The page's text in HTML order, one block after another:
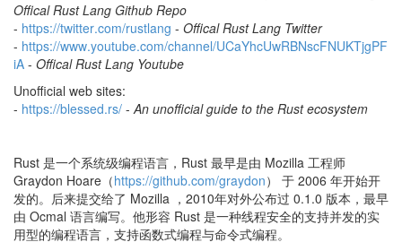
Offical Rust Lang Github Repo
- https://twitter.com/rustlang - Offical Rust Lang Twitter
- https://www.youtube.com/channel/UCaYhcUwRBNscFNUKTjgPF
iA - Offical Rust Lang Youtube
Unofficial web sites:
- https://blessed.rs/ -An unofficial guide to the Rust ecosystem
Rust 是一个系统级编程语言，Rust 最早是由 Mozilla 工程师
Graydon Hoare（https://github.com/graydon） 于 2006 年开始开
发的。后来提交给了 Mozilla ，2010年对外公布过 0.1.0 版本，最早
由 Ocmal 语言编写。他形容 Rust 是一种线程安全的支持并发的实
用型的编程语言，支持函数式编程与命令式编程。